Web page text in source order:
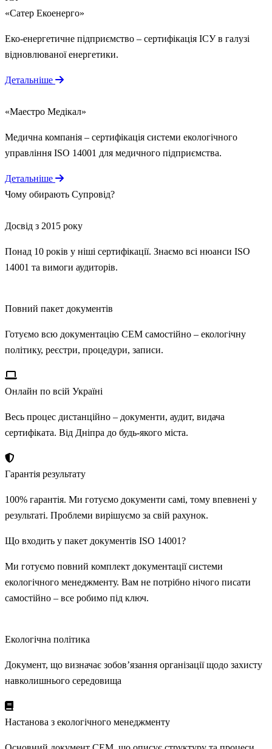
«Сатер Екоенерго»
Еко-енергетичне підприємство – сертифікація ІСУ в галузі
відновлюваної енергетики.
Детальніше
«Маестро Медікал»
Медична компанія – сертифікація системи екологічного
управління ISO 14001 для медичного підприємства.
Детальніше
Чому обирають Супровід?
Досвід з 2015 року
Понад 10 років у ніші сертифікації. Знаємо всі нюанси ISO
14001 та вимоги аудиторів.
Повний пакет документів
Готуємо всю документацію СЕМ самостійно – екологічну
політику, реєстри, процедури, записи.
Онлайн по всій Україні
Весь процес дистанційно – документи, аудит, видача
сертифіката. Від Дніпра до будь-якого міста.
Гарантія результату
100% гарантія. Ми готуємо документи самі, тому впевнені у
результаті. Проблеми вирішуємо за свій рахунок.
Що входить у пакет документів ISO 14001?
Ми готуємо повний комплект документації системи
екологічного менеджменту. Вам не потрібно нічого писати
самостійно – все робимо під ключ.
Екологічна політика
Документ, що визначає зобов’язання організації щодо захисту
навколишнього середовища
Настанова з екологічного менеджменту